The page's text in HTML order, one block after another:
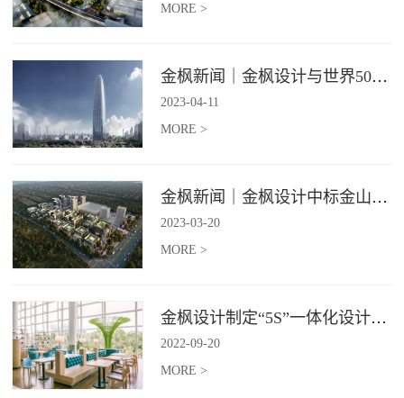
MORE >
金枫新闻｜金枫设计与世界500强—索迪斯集团合作，携手打造广州星河湾中心美食广场
2023-04-11
MORE >
金枫新闻｜金枫设计中标金山集团餐饮楼设计项目，打造科学与艺术相结合的就餐空间
2023-03-20
MORE >
金枫设计制定“5S”一体化设计标准，让商业全案设计导入团餐空间规划
2022-09-20
MORE >